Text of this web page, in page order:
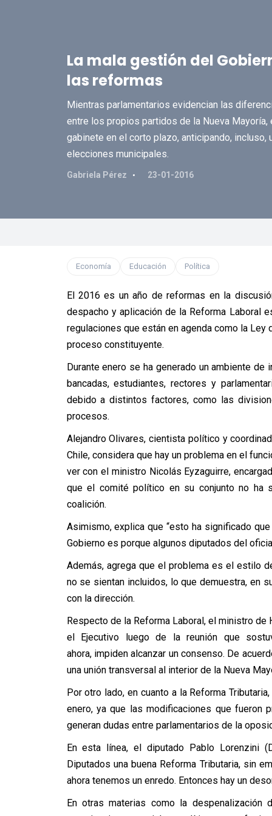
La mala gestión del
las reformas
Mientras parlamentarios evidencian las
entre los propios partidos de la Nueva
gabinete en el corto plazo, anticipando,
elecciones municipales.
Gabriela Pérez 23-01-2016
Economía Educación Política
El 2016 es un año de reformas en la
despacho y aplicación de la Reforma Laboral
regulaciones que están en agenda como la Ley
proceso constituyente.
Durante enero se ha generado un ambiente
bancadas, estudiantes, rectores y
debido a distintos factores, como las
procesos.
Alejandro Olivares, cientista político y
Chile, considera que hay un problema en el
ver con el ministro Nicolás Eyzaguirre,
que el comité político en su conjunto no ha
coalición.
Asimismo, explica que “esto ha significado
Gobierno es porque algunos diputados del
Además, agrega que el problema es el estilo
no se sientan incluidos, lo que demuestra, en
con la dirección.
Respecto de la Reforma Laboral, el ministro
el Ejecutivo luego de la reunión que
ahora, impiden alcanzar un consenso. De
una unión transversal al interior de la Nueva
Por otro lado, en cuanto a la Reforma
enero, ya que las modificaciones que fueron
generan dudas entre parlamentarios de la
En esta línea, el diputado Pablo Lorenzini
Diputados una buena Reforma Tributaria, sin
ahora tenemos un enredo. Entonces hay un
En otras materias como la